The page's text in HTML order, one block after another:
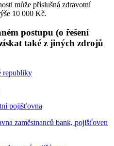
může příslušná zdravotní
10 000 Kč.
postupu (o řešení
také z jiných zdrojů
republiky
pojišťovna
zaměstnanců bank, pojišťoven